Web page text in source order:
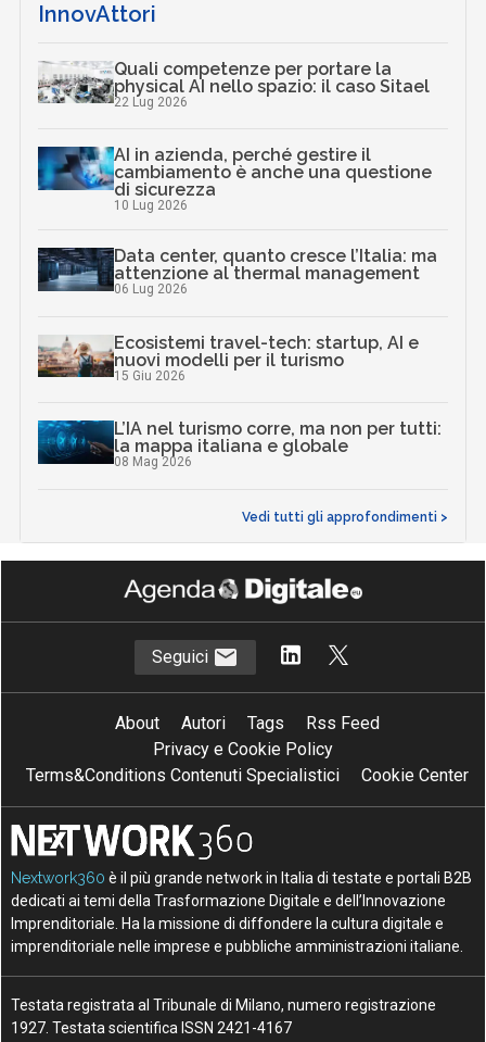
InnovAttori
Quali competenze per portare la
physical AI nello spazio: il caso Sitael
22 Lug 2026
AI in azienda, perché gestire il
cambiamento è anche una questione
di sicurezza
10 Lug 2026
Data center, quanto cresce l’Italia: ma
attenzione al thermal management
06 Lug 2026
Ecosistemi travel-tech: startup, AI e
nuovi modelli per il turismo
15 Giu 2026
L’IA nel turismo corre, ma non per tutti:
la mappa italiana e globale
08 Mag 2026
Vedi tutti gli approfondimenti >
Seguici
About Autori Tags
Rss Feed
Privacy e Cookie Policy
Terms&Conditions Contenuti Specialistici
Cookie Center
Nextwork360 è il più grande network in Italia di testate e portali B2B
dedicati ai temi della Trasformazione Digitale e dell’Innovazione
Imprenditoriale. Ha la missione di diffondere la cultura digitale e
imprenditoriale nelle imprese e pubbliche amministrazioni italiane.
Testata registrata al Tribunale di Milano, numero registrazione
1927. Testata scientifica ISSN 2421-4167